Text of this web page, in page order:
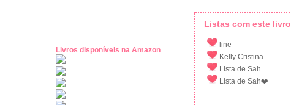
Livros disponíveis na Amazon
Listas com este livro
line
Kelly Cristina
Lista de Sah
Lista de Sah❤️